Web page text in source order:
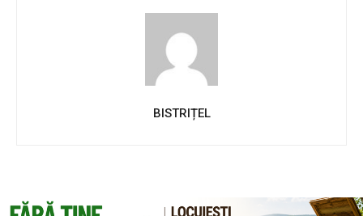
BISTRIȚEL